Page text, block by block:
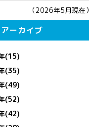
（2026年5月現在）
アーカイブ
(15)
(35)
(49)
(52)
(42)